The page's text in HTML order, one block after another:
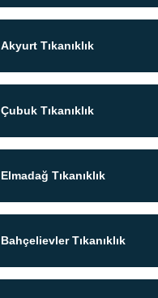
Akyurt Tıkanıklık
Çubuk Tıkanıklık
Elmadağ Tıkanıklık
Bahçelievler Tıkanıklık